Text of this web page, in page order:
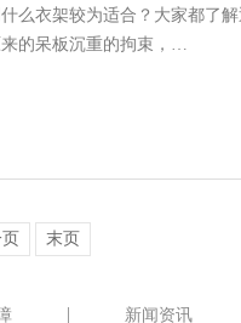
么衣架较为适合？大家都了
的呆板沉重的拘束，…
末页
新闻资讯